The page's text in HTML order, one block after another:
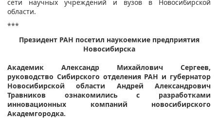
сети научных учреждений и вузов в Новосибирской
области.
***
Президент РАН посетил наукоемкие предприятия
Новосибирска
Академик Александр Михайлович Сергеев,
руководство Сибирского отделения РАН и губернатор
Новосибирской области Андрей Александрович
Травников ознакомились с разработками
инновационных компаний новосибирского
Академгородка.